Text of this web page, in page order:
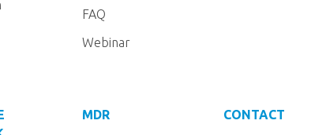
FAQ
Webinar
MDR
CONTACT